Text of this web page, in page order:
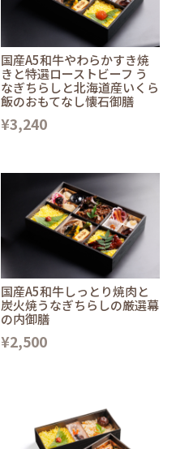
国産A5和牛やわらかすき焼
きと特選ローストビーフ う
なぎちらしと北海道産いくら
飯のおもてなし懐石御膳
¥3,240
国産A5和牛しっとり焼肉と
炭火焼うなぎちらしの厳選幕
の内御膳
¥2,500